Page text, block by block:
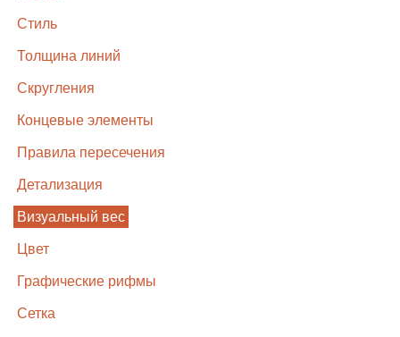
Стиль
Толщина линий
Скругления
Концевые элементы
Правила пересечения
Детализация
Визуальный вес
Цвет
Графические рифмы
Сетка